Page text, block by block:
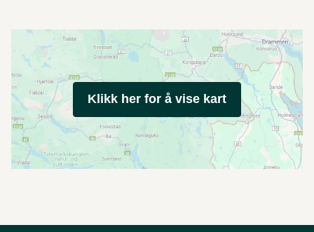
Klikk her for å vise kart